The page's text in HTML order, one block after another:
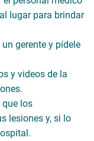
lugar para brindar
gerente y pídele
y videos de la
que los
lesiones y, si lo